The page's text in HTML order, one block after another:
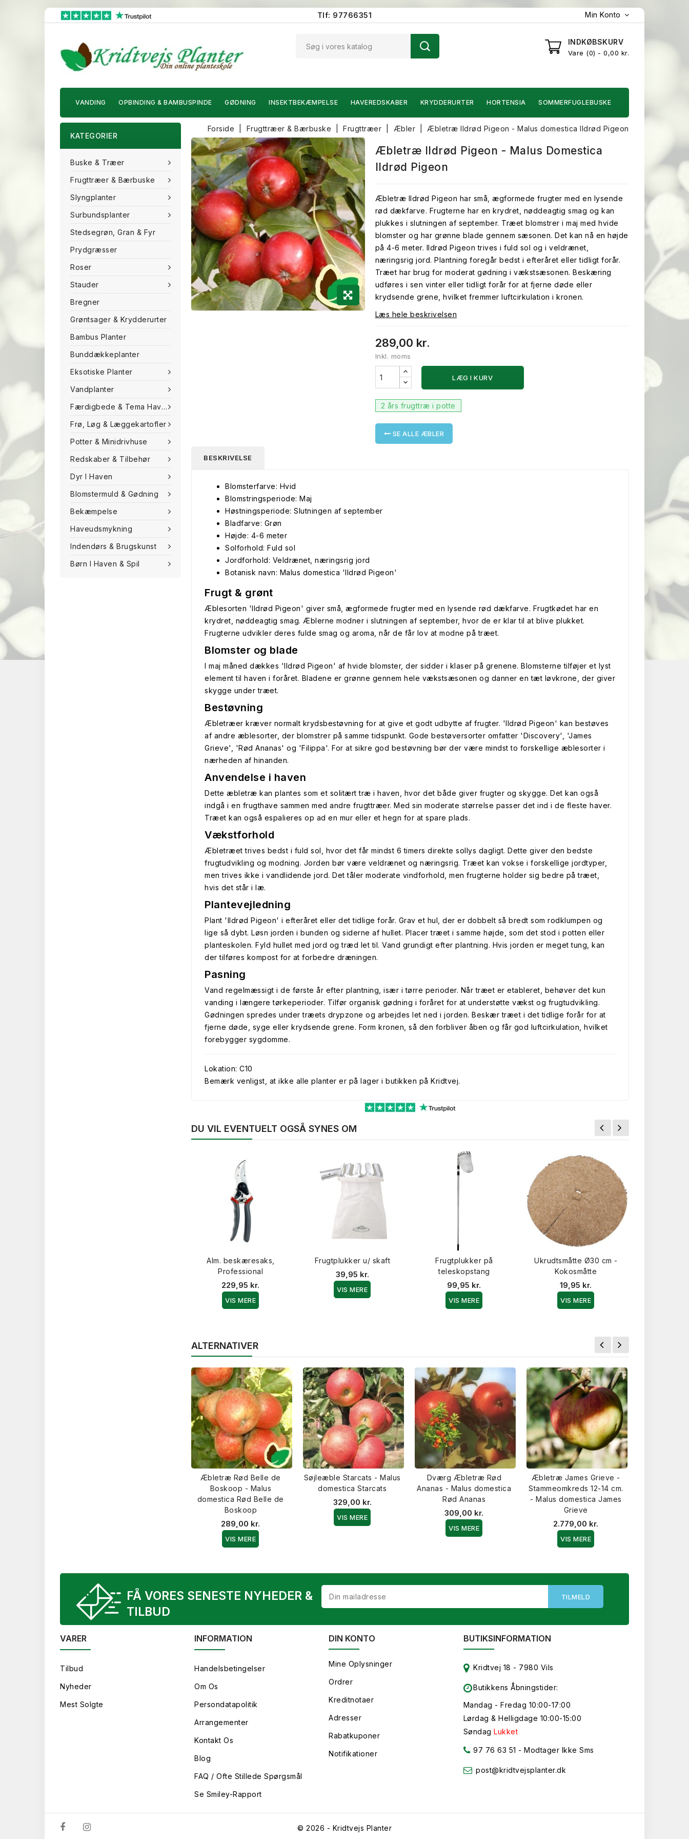
Tlf: 97766351 Min Konto
INDKØBSKURV
Vare 0 - 0,00 kr.
VANDING OPBINDING & BAMBUSPINDE GØDNING INSEKTBEKÆMPELSE HAVEREDSKABER KRYDDERURTER HORTENSIA SOMMERFUGLEBUSKE
KATEGORIER
Buske & Træer
Frugttræer & Bærbuske
Slyngplanter
Surbundsplanter
Stedsegrøn, Gran & Fyr
Prydgræsser
Roser
Stauder
Bregner
Grøntsager & Krydderurter
Bambus Planter
Bunddækkeplanter
Eksotiske Planter
Vandplanter
Færdigbede & Tema Haven
Frø, Løg & Læggekartofler
Potter & Minidrivhuse
Redskaber & Tilbehør
Dyr I Haven
Blomstermuld & Gødning
Bekæmpelse
Haveudsmykning
Indendørs & Brugskunst
Børn I Haven & Spil
Forside Frugttræer & Bærbuske Frugttræer Æbler Æbletræ Ildrød Pigeon - Malus domestica Ildrød Pigeon
Æbletræ Ildrød Pigeon - Malus Domestica
Ildrød Pigeon
Æbletræ Ildrød Pigeon har små, ægformede frugter med en lysende
rød dækfarve. Frugterne har en krydret, nøddeagtig smag og kan
plukkes i slutningen af september. Træet blomstrer i maj med hvide
blomster og har grønne blade gennem sæsonen. Det kan nå en højde
på 4-6 meter. Ildrød Pigeon trives i fuld sol og i veldrænet,
næringsrig jord. Plantning foregår bedst i efteråret eller tidligt forår.
Træet har brug for moderat gødning i vækstsæsonen. Beskæring
udføres i sen vinter eller tidligt forår for at fjerne døde eller
krydsende grene, hvilket fremmer luftcirkulation i kronen.
Læs hele beskrivelsen
289,00 kr.
Inkl. moms
LÆG I KURV
2 års frugttræ i potte
SE ALLE ÆBLER
BESKRIVELSE
Blomsterfarve: Hvid
Blomstringsperiode: Maj
Høstningsperiode: Slutningen af september
Bladfarve: Grøn
Højde: 4-6 meter
Solforhold: Fuld sol
Jordforhold: Veldrænet, næringsrig jord
Botanisk navn: Malus domestica 'Ildrød Pigeon'
Frugt & grønt
Æblesorten 'Ildrød Pigeon' giver små, ægformede frugter med en lysende rød dækfarve. Frugtkødet har en
krydret, nøddeagtig smag. Æblerne modner i slutningen af september, hvor de er klar til at blive plukket.
Frugterne udvikler deres fulde smag og aroma, når de får lov at modne på træet.
Blomster og blade
I maj måned dækkes 'Ildrød Pigeon' af hvide blomster, der sidder i klaser på grenene. Blomsterne tilføjer et lyst
element til haven i foråret. Bladene er grønne gennem hele vækstsæsonen og danner en tæt løvkrone, der giver
skygge under træet.
Bestøvning
Æbletræer kræver normalt krydsbestøvning for at give et godt udbytte af frugter. 'Ildrød Pigeon' kan bestøves
af andre æblesorter, der blomstrer på samme tidspunkt. Gode bestøversorter omfatter 'Discovery', 'James
Grieve', 'Rød Ananas' og 'Filippa'. For at sikre god bestøvning bør der være mindst to forskellige æblesorter i
nærheden af hinanden.
Anvendelse i haven
Dette æbletræ kan plantes som et solitært træ i haven, hvor det både giver frugter og skygge. Det kan også
indgå i en frugthave sammen med andre frugttræer. Med sin moderate størrelse passer det ind i de fleste haver.
Træet kan også espalieres op ad en mur eller et hegn for at spare plads.
Vækstforhold
Æbletræet trives bedst i fuld sol, hvor det får mindst 6 timers direkte sollys dagligt. Dette giver den bedste
frugtudvikling og modning. Jorden bør være veldrænet og næringsrig. Træet kan vokse i forskellige jordtyper,
men trives ikke i vandlidende jord. Det tåler moderate vindforhold, men frugterne holder sig bedre på træet,
hvis det står i læ.
Plantevejledning
Plant 'Ildrød Pigeon' i efteråret eller det tidlige forår. Grav et hul, der er dobbelt så bredt som rodklumpen og
lige så dybt. Løsn jorden i bunden og siderne af hullet. Placer træet i samme højde, som det stod i potten eller
planteskolen. Fyld hullet med jord og træd let til. Vand grundigt efter plantning. Hvis jorden er meget tung, kan
der tilføres kompost for at forbedre dræningen.
Pasning
Vand regelmæssigt i de første år efter plantning, især i tørre perioder. Når træet er etableret, behøver det kun
vanding i længere tørkeperioder. Tilfør organisk gødning i foråret for at understøtte vækst og frugtudvikling.
Gødningen spredes under træets drypzone og arbejdes let ned i jorden. Beskær træet i det tidlige forår for at
fjerne døde, syge eller krydsende grene. Form kronen, så den forbliver åben og får god luftcirkulation, hvilket
forebygger sygdomme.
Lokation: C10
Bemærk venligst, at ikke alle planter er på lager i butikken på Kridtvej.
DU VIL EVENTUELT OGSÅ SYNES OM
Alm. beskæresaks,
Professional
229,95 kr.
VIS MERE
Frugtplukker u/ skaft
39,95 kr.
VIS MERE
Frugtplukker på
teleskopstang
99,95 kr.
VIS MERE
Ukrudtsmåtte Ø30 cm -
Kokosmåtte
19,95 kr.
VIS MERE
ALTERNATIVER
Æbletræ Rød Belle de
Boskoop - Malus
domestica Rød Belle de
Boskoop
289,00 kr.
VIS MERE
Søjleæble Starcats - Malus
domestica Starcats
329,00 kr.
VIS MERE
Dværg Æbletræ Rød
Ananas - Malus domestica
Rød Ananas
309,00 kr.
VIS MERE
Æbletræ James Grieve -
Stammeomkreds 12-14 cm.
- Malus domestica James
Grieve
2.779,00 kr.
VIS MERE
FÅ VORES SENESTE NYHEDER &
TILBUD
VARER
Tilbud
Nyheder
Mest Solgte
INFORMATION
Handelsbetingelser
Om Os
Persondatapolitik
Arrangementer
Kontakt Os
Blog
FAQ / Ofte Stillede Spørgsmål
Se Smiley-Rapport
DIN KONTO
Mine Oplysninger
Ordrer
Kreditnotaer
Adresser
Rabatkuponer
Notifikationer
BUTIKSINFORMATION
Kridtvej 18 - 7980 Vils
Butikkens Åbningstider:
Mandag - Fredag 10:00-17:00
Lørdag & Helligdage 10:00-15:00
SøndagLukket
97 76 63 51 - Modtager Ikke Sms
post@kridtvejsplanter.dk
© 2026 - Kridtvejs Planter